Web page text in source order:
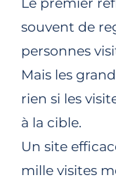
souvent de
personnes
Mais les
rien si les
à la cible.
Un site
mille visites